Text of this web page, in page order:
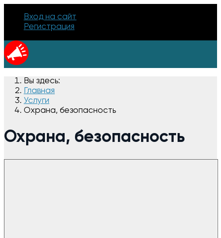
Вход на сайт
Регистрация
Вы здесь:
Главная
Услуги
Охрана, безопасность
Охрана, безопасность